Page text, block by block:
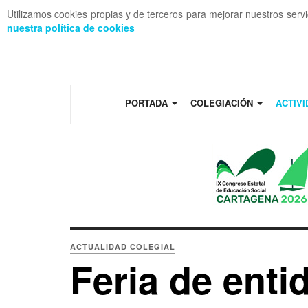
Utilizamos cookies propias y de terceros para mejorar nuestros
nuestra política de cookies
PORTADA COLEGIACIÓN
ACTUALIDAD COLEGIAL
Feria de